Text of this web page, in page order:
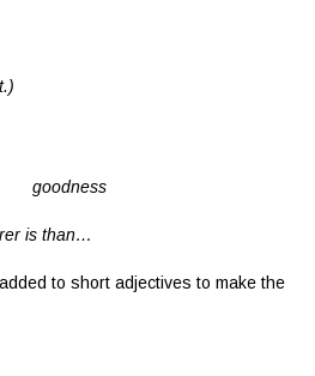
goodness
is than…
to short adjectives to make the